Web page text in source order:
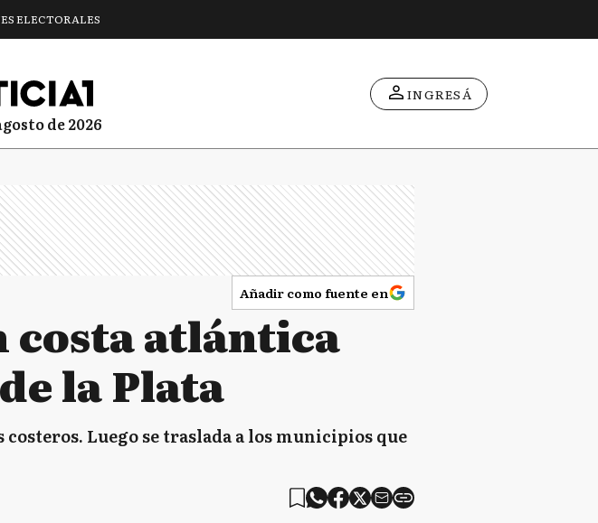
ELECTORALES
de 2026
INGRESÁ
Añadir como fuente en
costa atlántica
la Plata
Luego se traslada a los municipios que